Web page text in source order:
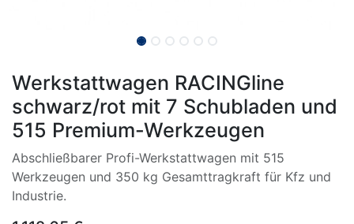
Werkstattwagen RACINGline
schwarz/rot mit 7 Schubladen und
515 Premium-Werkzeugen
Abschließbarer Profi-Werkstattwagen mit 515
Werkzeugen und 350 kg Gesamttragkraft für Kfz und
Industrie.